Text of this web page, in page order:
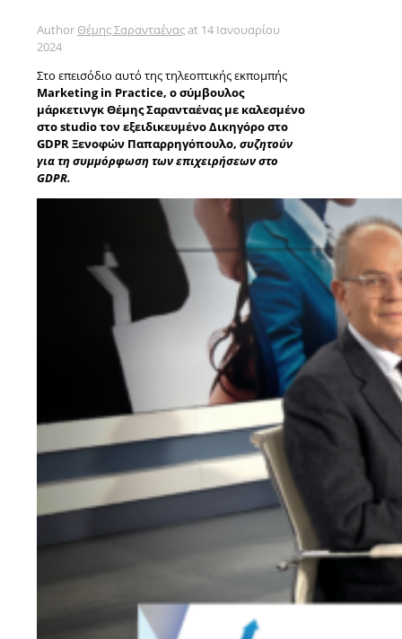
Author Θέμης Σαρανταέναςat 14 Ιανουαρίου
2024
Στο επεισόδιο αυτό της τηλεοπτικής εκπομπής
Marketing in Practice, ο σύμβουλος
μάρκετινγκ Θέμης Σαρανταένας με καλεσμένο
στο studio τον εξειδικευμένο Δικηγόρο στο
GDPR Ξενοφών Παπαρρηγόπουλο, συζητούν
για τη συμμόρφωση των επιχειρήσεων στο
GDPR.